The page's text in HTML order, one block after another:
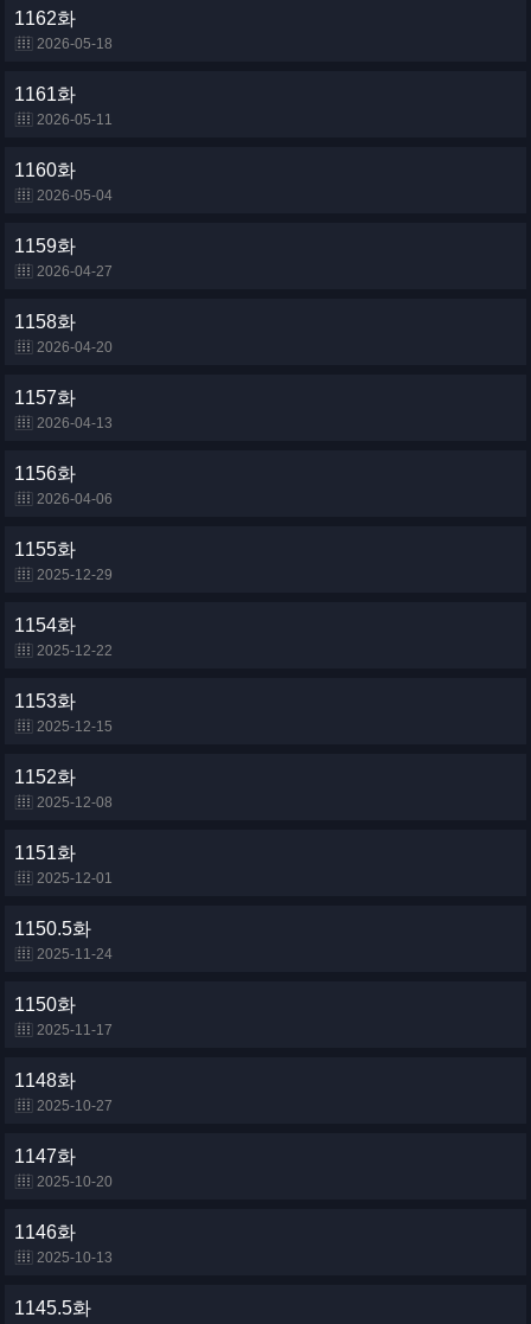
1162화
2026-05-18
1161화
2026-05-11
1160화
2026-05-04
1159화
2026-04-27
1158화
2026-04-20
1157화
2026-04-13
1156화
2026-04-06
1155화
2025-12-29
1154화
2025-12-22
1153화
2025-12-15
1152화
2025-12-08
1151화
2025-12-01
1150.5화
2025-11-24
1150화
2025-11-17
1148화
2025-10-27
1147화
2025-10-20
1146화
2025-10-13
1145.5화